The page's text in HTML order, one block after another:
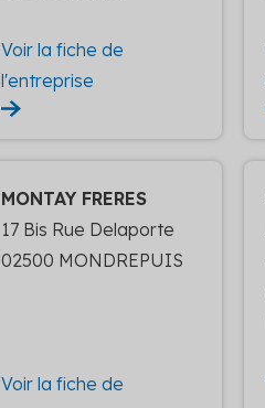
Voir la fiche de
l'entreprise
MONTAY FRERES
17 Bis Rue Delaporte
02500 MONDREPUIS
Voir la fiche de